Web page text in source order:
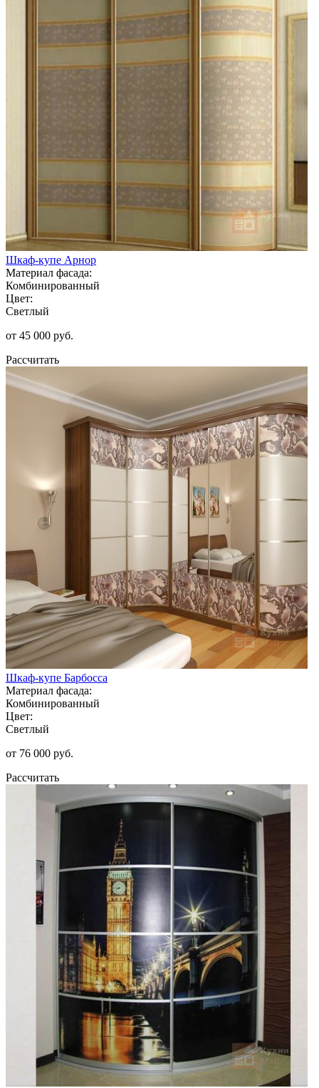
Шкаф-купе Арнор
Материал фасада:
Комбинированный
Цвет:
Светлый
от 45 000 руб.
Рассчитать
Шкаф-купе Барбосса
Материал фасада:
Комбинированный
Цвет:
Светлый
от 76 000 руб.
Рассчитать